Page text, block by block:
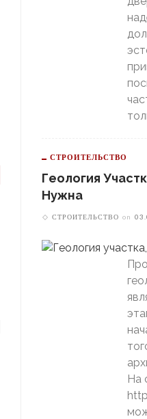
СТРОИТЕЛЬСТВО
Геология
Нужна
СТРОИТЕЛЬСТВО on
На